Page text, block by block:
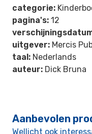
categorie:
pagina's: 12
uitgever: Mercis
taal: Nederlands
auteur: Dick Bruna
Aanbevolen
Wellicht ook